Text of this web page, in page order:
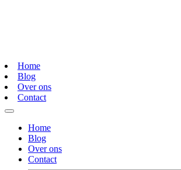
Home
Blog
Over ons
Contact
Home
Blog
Over ons
Contact